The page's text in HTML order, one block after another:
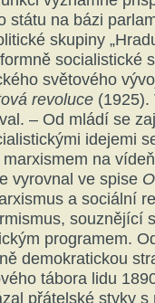
státu na bázi
skupiny
socialistické
světového
revoluce (1925).
– Od mládí se
idejemi
na
vyrovnal ve spise
a sociální
souznějící
programem.
demokratickou
tábora lidu
přátelské styky